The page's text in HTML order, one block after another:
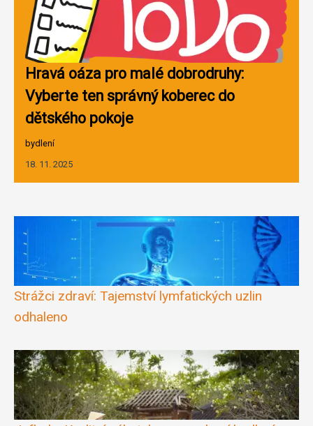
Hravá oáza pro malé dobrodruhy:
Vyberte ten správný koberec do
dětského pokoje
bydlení
18. 11. 2025
Strážci zdraví: Tajemství lymfatických uzlin
odhaleno